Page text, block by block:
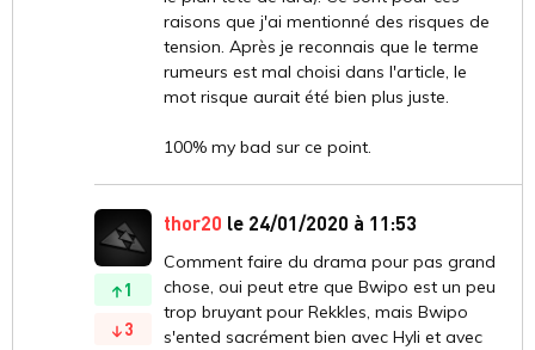
raisons que j'ai mentionné des risques de
tension. Après je reconnais que le terme
rumeurs est mal choisi dans l'article, le
mot risque aurait été bien plus juste.
100% my bad sur ce point.
1
3
thor20 le 24/01/2020 à 11:53
Comment faire du drama pour pas grand
chose, oui peut etre que Bwipo est un peu
trop bruyant pour Rekkles, mais Bwipo
s'ented sacrément bien avec Hyli et avec